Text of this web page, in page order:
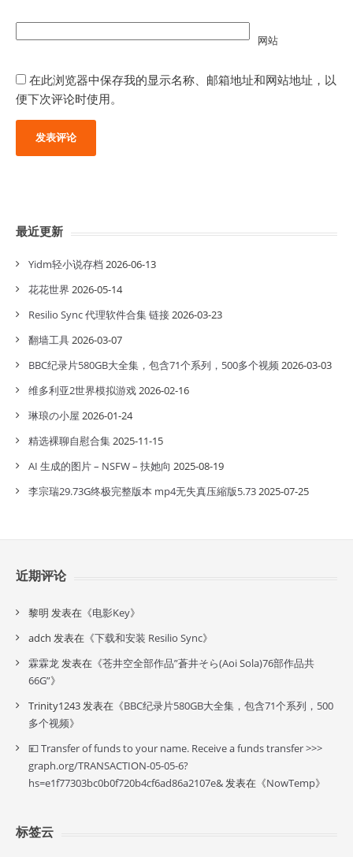
网站
在此浏览器中保存我的显示名称、邮箱地址和网站地址，以
便下次评论时使用。
最近更新
Yidm轻小说存档 2026-06-13
花花世界 2026-05-14
Resilio Sync 代理软件合集 链接2026-03-23
翻墙工具2026-03-07
BBC纪录片580GB大全集，包含71个系列，500多个视频2026-03-03
维多利亚2世界模拟游戏2026-02-16
琳琅の小屋 2026-01-24
精选裸聊自慰合集2025-11-15
AI 生成的图片 – NSFW – 扶她向 2025-08-19
李宗瑞29.73G终极完整版本 mp4无失真压縮版5.732025-07-25
近期评论
黎明 发表在《电影Key》
adch 发表在《下载和安装 Resilio Sync》
霖霖龙发表在《苍井空全部作品”蒼井そら(Aoi Sola)76部作品共
66G”》
Trinity1243发表在《BBC纪录片580GB大全集，包含71个系列，500
多个视频》
💴 Transfer of funds to your name. Receive a funds transfer >>>
graph.org/TRANSACTION-05-05-6?
hs=e1f77303bc0b0f720b4cf6ad86a2107e&发表在《NowTemp》
标签云